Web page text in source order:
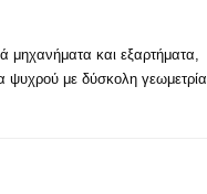
μηχανήματα και εξαρτήματα,
ψυχρού με δύσκολη γεωμετρία